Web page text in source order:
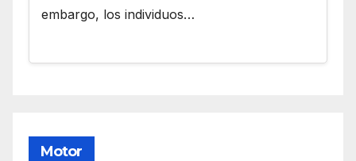
embargo, los individuos…
Motor